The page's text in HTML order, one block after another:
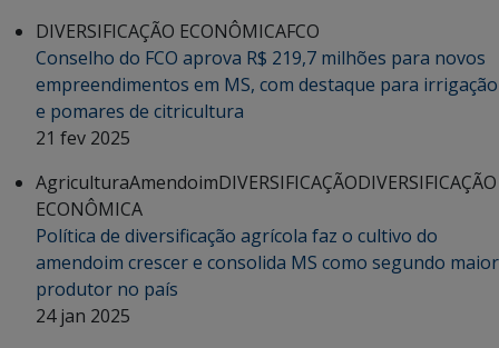
DIVERSIFICAÇÃO ECONÔMICAFCO
Conselho do FCO aprova R$ 219,7 milhões para novos
empreendimentos em MS, com destaque para irrigação
e pomares de citricultura
21 fev 2025
AgriculturaAmendoimDIVERSIFICAÇÃODIVERSIFICAÇÃO
ECONÔMICA
Política de diversificação agrícola faz o cultivo do
amendoim crescer e consolida MS como segundo maior
produtor no país
24 jan 2025